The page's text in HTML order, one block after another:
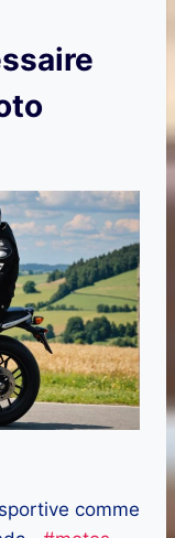
comme